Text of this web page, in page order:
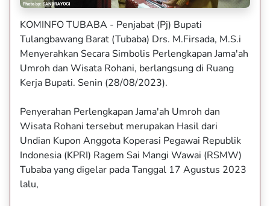
KOMINFO TUBABA - Penjabat (Pj) Bupati
Tulangbawang Barat (Tubaba) Drs. M.Firsada, M.S.i
Menyerahkan Secara Simbolis Perlengkapan Jama'ah
Umroh dan Wisata Rohani, berlangsung di Ruang
Kerja Bupati. Senin (28/08/2023).
Penyerahan Perlengkapan Jama'ah Umroh dan
Wisata Rohani tersebut merupakan Hasil dari
Undian Kupon Anggota Koperasi Pegawai Republik
Indonesia (KPRI) Ragem Sai Mangi Wawai (RSMW)
Tubaba yang digelar pada Tanggal 17 Agustus 2023
lalu,